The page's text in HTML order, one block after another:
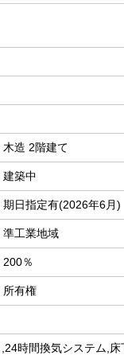
木造 2階建て
建築中
期日指定有(2026年6月)
準工業地域
200％
所有権
時間換気システム,床